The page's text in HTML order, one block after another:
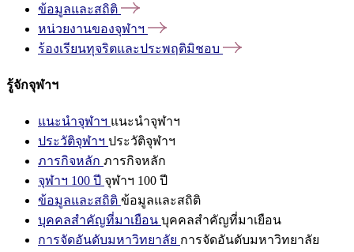
ข้อมูลและสถิติ
หน่วยงานของจุฬาฯ
ร้องเรียนทุจริตและประพฤติมิชอบ
รู้จักจุฬาฯ
แนะนำจุฬาฯ แนะนำจุฬาฯ
ประวัติจุฬาฯ ประวัติจุฬาฯ
ภารกิจหลัก ภารกิจหลัก
จุฬาฯ 100 ปี จุฬาฯ 100 ปี
ข้อมูลและสถิติ ข้อมูลและสถิติ
บุคคลสำคัญที่มาเยือน บุคคลสำคัญที่มาเยือน
การจัดอันดับมหาวิทยาลัย การจัดอันดับมหาวิทยาลัย